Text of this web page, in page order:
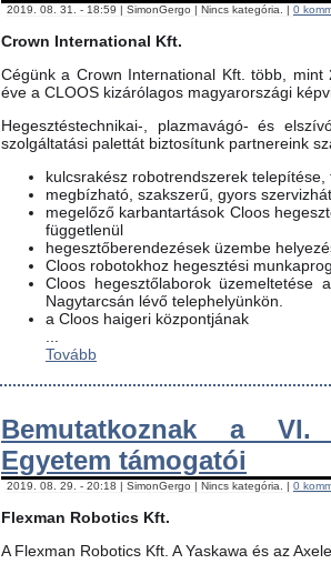
2019. 08. 31. - 18:59 | SimonGergo | Nincs kategória. | 0
Crown International Kft.
Cégünk a Crown International Kft. több,
éve a CLOOS kizárólagos magyarországi
Hegesztéstechnikai-, plazmavágó- és
szolgáltatási palettát biztosítunk partnereink
kulcsrakész robotrendszerek
megbízható, szakszerű, gyors
megelőző karbantartások Cloos
függetlenül
hegesztőberendezések üzembe
Cloos robotokhoz hegesztési
Cloos hegesztőlaborok üzemeltetése
Nagytarcsán lévő telephelyünkön.
a Cloos haigeri központjának
Tovább
Bemutatkoznak a VI.
Egyetem támogatói
2019. 08. 29. - 20:18 | SimonGergo | Nincs kategória. | 0
Flexman Robotics Kft.
A Flexman Robotics Kft. A Yaskawa és az